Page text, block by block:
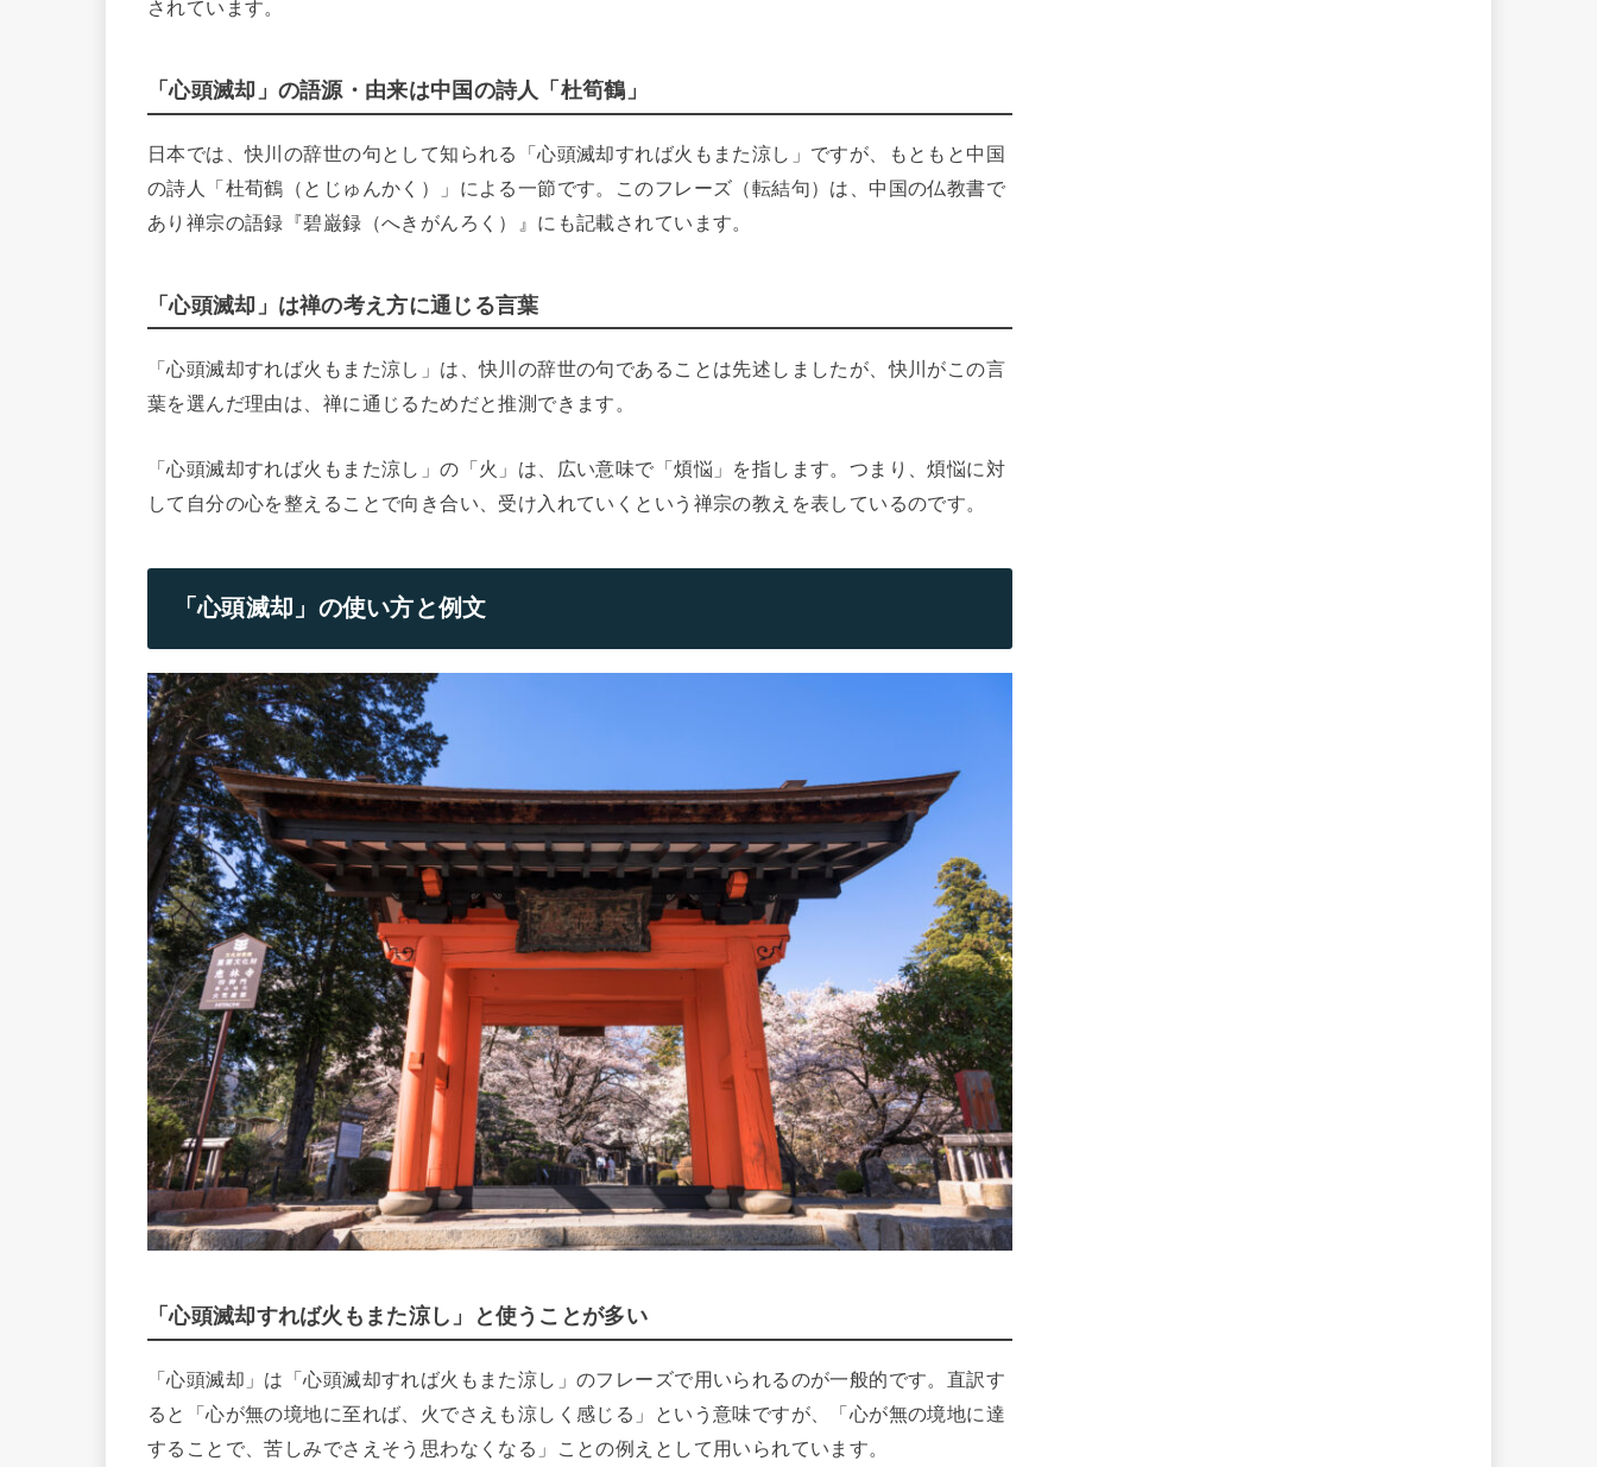
されています。
「心頭滅却」の語源・由来は中国の詩人「杜筍鶴」
日本では、快川の辞世の句として知られる「心頭滅却すれば火もまた涼し」ですが、もともと中国
の詩人「杜荀鶴（とじゅんかく）」による一節です。このフレーズ（転結句）は、中国の仏教書で
あり禅宗の語録『碧巌録（へきがんろく）』にも記載されています。
「心頭滅却」は禅の考え方に通じる言葉
「心頭滅却すれば火もまた涼し」は、快川の辞世の句であることは先述しましたが、快川がこの言
葉を選んだ理由は、禅に通じるためだと推測できます。
「心頭滅却すれば火もまた涼し」の「火」は、広い意味で「煩悩」を指します。つまり、煩悩に対
して自分の心を整えることで向き合い、受け入れていくという禅宗の教えを表しているのです。
「心頭滅却」の使い方と例文
「心頭滅却すれば火もまた涼し」と使うことが多い
「心頭滅却」は「心頭滅却すれば火もまた涼し」のフレーズで用いられるのが一般的です。直訳す
ると「心が無の境地に至れば、火でさえも涼しく感じる」という意味ですが、「心が無の境地に達
することで、苦しみでさえそう思わなくなる」ことの例えとして用いられています。